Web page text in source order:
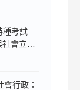
考試_
會立法
行政：